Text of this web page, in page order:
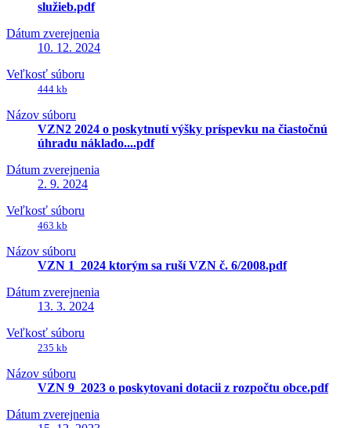
služieb.pdf
Dátum zverejnenia
10. 12. 2024
Veľkosť súboru
444 kb
Názov súboru
VZN2 2024 o poskytnutí výšky príspevku na čiastočnú
úhradu náklado....pdf
Dátum zverejnenia
2. 9. 2024
Veľkosť súboru
463 kb
Názov súboru
VZN 1_2024 ktorým sa ruší VZN č. 6/2008.pdf
Dátum zverejnenia
13. 3. 2024
Veľkosť súboru
235 kb
Názov súboru
VZN 9_2023 o poskytovani dotacii z rozpočtu obce.pdf
Dátum zverejnenia